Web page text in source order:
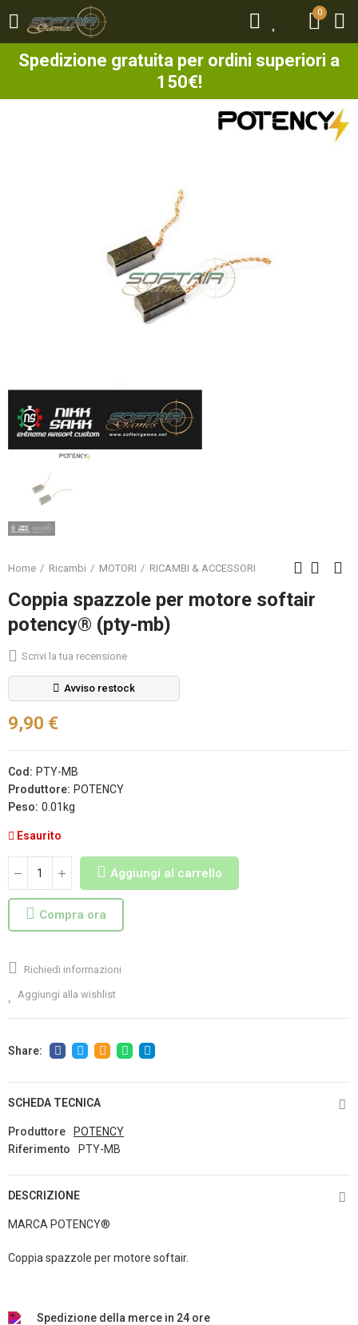
0
Spedizione gratuita per ordini superiori a
150€!
0
Home Ricambi MOTORI RICAMBI & ACCESSORI
Coppia spazzole per motore softair
potency® (pty-mb)
Scrivi la tua recensione
Avviso restock
9,90 €
Cod: PTY-MB
Produttore: POTENCY
Peso: 0.01kg
Esaurito
Aggiungi al carrello
Compra ora
Richiedi informazioni
Aggiungi alla wishlist
SCHEDA TECNICA
Produttore
POTENCY
Riferimento
PTY-MB
DESCRIZIONE
MARCA POTENCY®
Coppia spazzole per motore softair.
Spedizione della merce in 24 ore